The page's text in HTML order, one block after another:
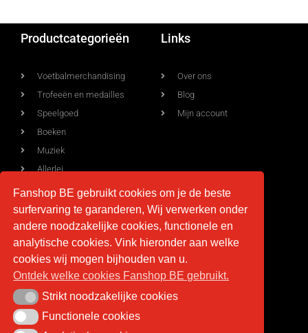
Productcategorieën
Voetbalmerchandising
Trofeeën en medailles
Speelgoed
Boeken
Muziek
Allerlei
Links
Over ons
Blog
Mijn account
Voorwaarden
Levering
Privacy
Retourneren
Algemene voorwaarden
Contact
info@fan-shop.be
BTW BE 0879.850.673
Fanshop BE gebruikt cookies om je de beste
surfervaring te garanderen, Wij verwerken onder
andere noodzakelijke cookies, functionele en
analytische cookies. Vink hieronder aan welke
cookies wij mogen bijhouden van u.
Ontdek welke cookies Fanshop BE gebruikt.
Strikt noodzakelijke cookies
Strikt noodzakelijke cookies
Functionele cookies
Functionele cookies